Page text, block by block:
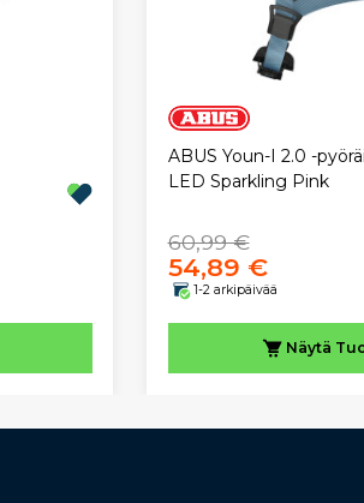
ABUS Youn-I 2.0 -
LED Sparkling Pink
60,99 €
54,89 €
1-2 arkipäivää
Näytä